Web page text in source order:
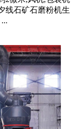
线石矿石磨粉机生